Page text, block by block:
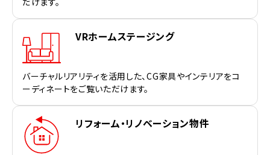
VRホームステージング
バーチャルリアリティを活用した、CG家具やインテリアをコ
ーディネートをご覧いただけます。
リフォーム・リノベーション物件